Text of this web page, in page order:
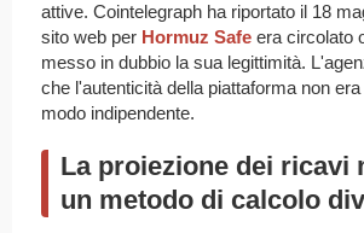
attive. Cointelegraph ha riportato il 18
sito web per Hormuz Safe era circolato
messo in dubbio la sua legittimità.
che l'autenticità della piattaforma non
modo indipendente.
La proiezione dei ricavi
un metodo di calcolo